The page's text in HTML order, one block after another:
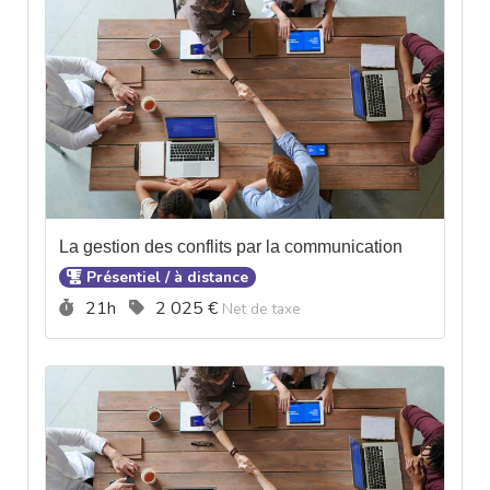
La gestion des conflits par la communication
Présentiel / à distance
Durée :
21h Prix :
2 025 € Net de taxe